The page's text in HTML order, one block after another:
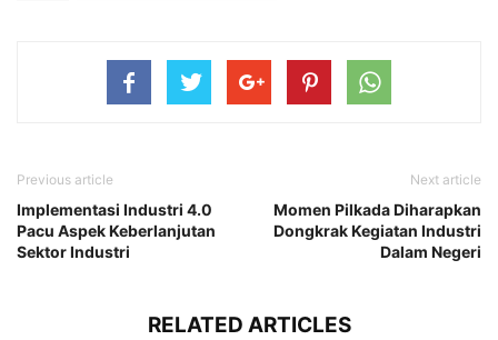
Previous article
Implementasi Industri 4.0
Pacu Aspek Keberlanjutan
Sektor Industri
Next article
Momen Pilkada Diharapkan
Dongkrak Kegiatan Industri
Dalam Negeri
RELATED ARTICLES